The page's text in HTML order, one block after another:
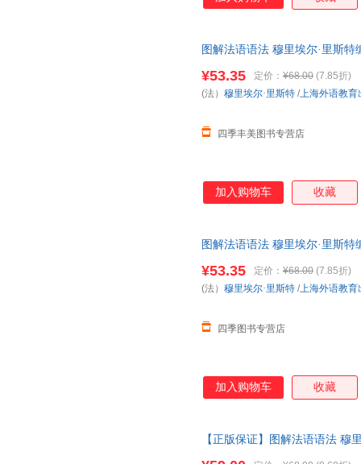
图解法语语法 穆里埃尔·里斯
¥53.35 定价： ¥68.00 (7.85折)
四季丰美图书专营店
(法） 穆里埃尔·里斯特 /上海外语教育
加入购物车 收藏
图解法语语法 穆里埃尔·里斯
¥53.35 定价： ¥68.00 (7.85折)
四季图书专营店
(法） 穆里埃尔·里斯特 /上海外语教育
加入购物车 收藏
【正版保证】图解法语语法 穆